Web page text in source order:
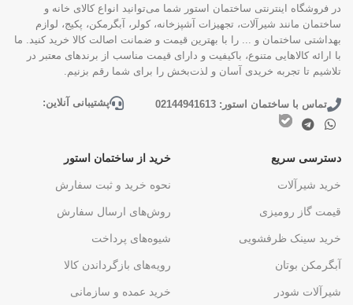
در فروشگاه اینترنتی ساختمان استور شما می‌توانید انواع کالای خانه و
ساختمان مانند شیرآلات، تجهیزات آشپزخانه، کولر، آبگرمکن، پکیج، لوازم
بهداشتی ساختمان و ... را با بهترین قیمت و ضمانت اصالت کالا خرید کنید. ما
با ارائه کالاهایی متنوع، باکیفیت و دارای قیمت مناسب از برندهای معتبر در
تلاشیم تا تجربه خریدی آسان و لذت‌بخش را برای شما رقم بزنیم.
تماس با ساختمان استور: 02144941613 پشتیبانی آنلاین:
دسترسی سریع
خرید شیرآلات
قیمت گاز رومیزی
خرید سینک ظرفشویی
آبگرمکن بوتان
شیرآلات شودر
خرید از ساختمان استور
نحوه خرید و ثبت سفارش
روش‌های ارسال سفارش
شیوه‌های پرداخت
رویه‌های بازگرداندن کالا
خرید عمده و سازمانی